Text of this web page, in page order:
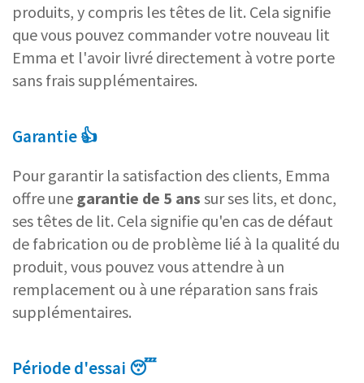
produits, y compris les têtes de lit. Cela signifie
que vous pouvez commander votre nouveau lit
Emma et l'avoir livré directement à votre porte
sans frais supplémentaires.
Garantie 👍
Pour garantir la satisfaction des clients, Emma
offre une garantie de 5 ans sur ses lits, et donc,
ses têtes de lit. Cela signifie qu'en cas de défaut
de fabrication ou de problème lié à la qualité du
produit, vous pouvez vous attendre à un
remplacement ou à une réparation sans frais
supplémentaires.
Période d'essai 😴